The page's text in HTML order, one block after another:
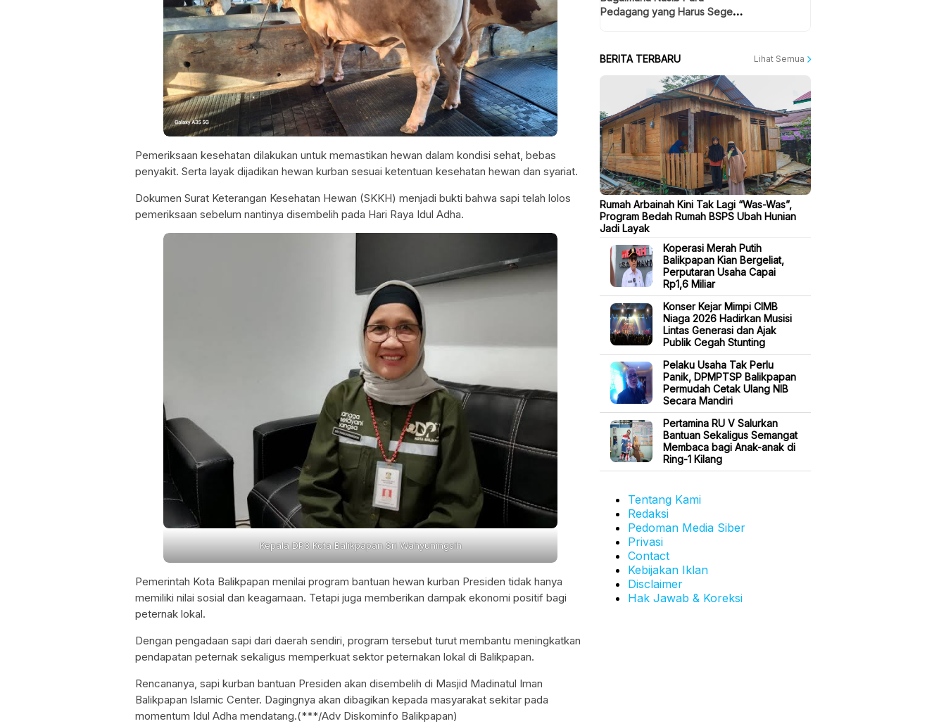
Pemeriksaan kesehatan dilakukan untuk memastikan hewan dalam kondisi sehat, bebas
penyakit. Serta layak dijadikan hewan kurban sesuai ketentuan kesehatan hewan dan syariat.
Dokumen Surat Keterangan Kesehatan Hewan (SKKH) menjadi bukti bahwa sapi telah lolos
pemeriksaan sebelum nantinya disembelih pada Hari Raya Idul Adha.
Kepala DP3 Kota Balikpapan Sri Wahyuningsih
Pemerintah Kota Balikpapan menilai program bantuan hewan kurban Presiden tidak hanya
memiliki nilai sosial dan keagamaan. Tetapi juga memberikan dampak ekonomi positif bagi
peternak lokal.
Dengan pengadaan sapi dari daerah sendiri, program tersebut turut membantu meningkatkan
pendapatan peternak sekaligus memperkuat sektor peternakan lokal di Balikpapan.
Rencananya, sapi kurban bantuan Presiden akan disembelih di Masjid Madinatul Iman
Balikpapan Islamic Center. Dagingnya akan dibagikan kepada masyarakat sekitar pada
momentum Idul Adha mendatang.(***/Adv Diskominfo Balikpapan)
Pedagang yang Harus Segera
BERITA TERBARU Lihat Semua
Rumah Arbainah Kini Tak Lagi “Was-Was”,
Program Bedah Rumah BSPS Ubah Hunian
Jadi Layak
Koperasi Merah Putih
Balikpapan Kian Bergeliat,
Perputaran Usaha Capai
Rp1,6 Miliar
Konser Kejar Mimpi CIMB
Niaga 2026 Hadirkan Musisi
Lintas Generasi dan Ajak
Publik Cegah Stunting
Pelaku Usaha Tak Perlu
Panik, DPMPTSP Balikpapan
Permudah Cetak Ulang NIB
Secara Mandiri
Pertamina RU V Salurkan
Bantuan Sekaligus Semangat
Membaca bagi Anak-anak di
Ring-1 Kilang
Tentang Kami
Redaksi
Pedoman Media Siber
Privasi
Contact
Kebijakan Iklan
Disclaimer
Hak Jawab & Koreksi